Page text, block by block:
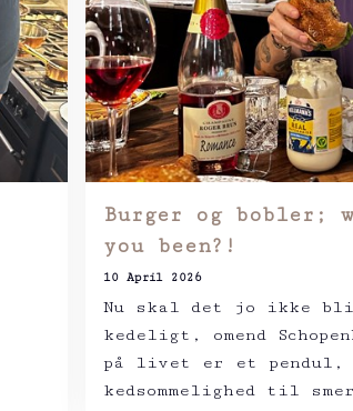
Burger og bobler;
you been?!
10 April 2026
Nu skal det jo ikke
kedeligt, omend
på livet er et pendul,
kedsommelighed til